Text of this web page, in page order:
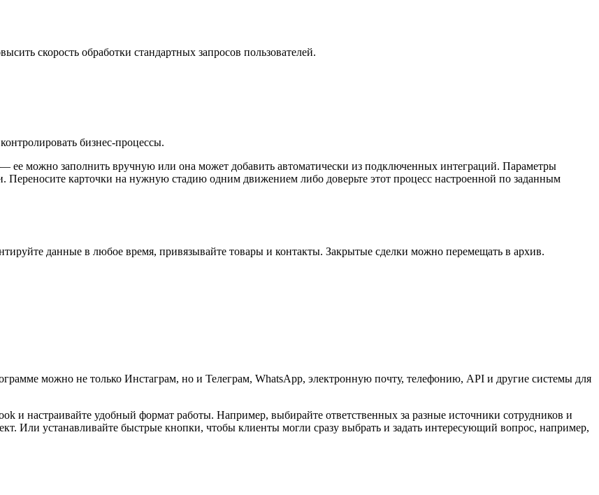
скорость обработки стандартных запросов пользователей.
бизнес-процессы.
можно заполнить вручную или она может добавить автоматически из подключенных интеграций. Параметры
карточки на нужную стадию одним движением либо доверьте этот процесс настроенной по заданным
данные в любое время, привязывайте товары и контакты. Закрытые сделки можно перемещать в архив.
можно не только Инстаграм, но и Телеграм, WhatsApp, электронную почту, телефонию, API и другие системы для
и настраивайте удобный формат работы. Например, выбирайте ответственных за разные источники сотрудников и
Или устанавливайте быстрые кнопки, чтобы клиенты могли сразу выбрать и задать интересующий вопрос, например,